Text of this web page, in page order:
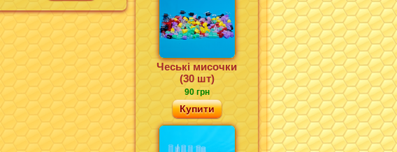
Чеські мисочки
(30 шт)
90 грн
Купити